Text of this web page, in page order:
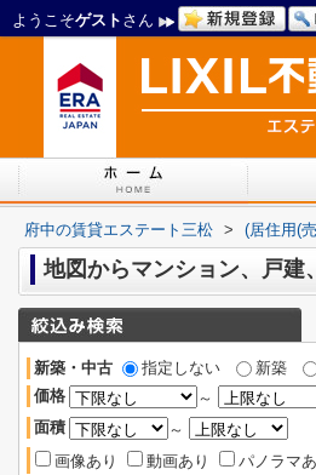
ようこそゲスト さん
府中の賃貸エステート三松 > (居住用(
地図からマンション、戸建
新築・中古 指定しない 新築
価格
～
面積
～
画像あり
動画あり パノラマ